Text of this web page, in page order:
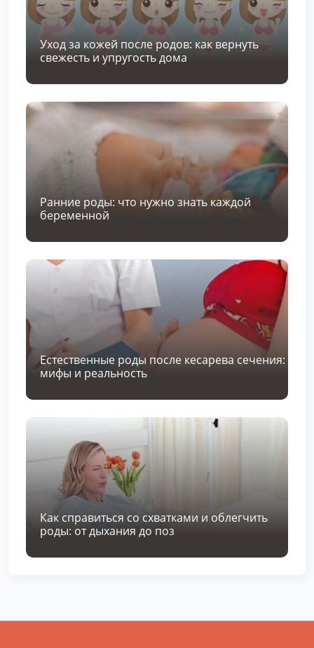
Уход за кожей после родов: как вернуть
свежесть и упругость дома
Ранние роды: что нужно знать каждой
беременной
Естественные роды после кесарева сечения:
мифы и реальность
Как справиться со схватками и облегчить
роды: от дыхания до поз